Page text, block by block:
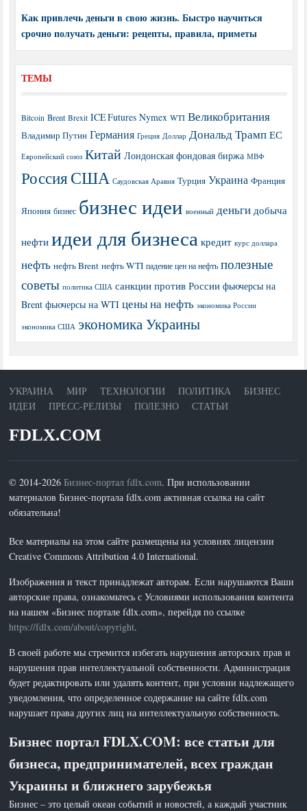
Как привлечь деньги в свою жизнь. Быстро научиться
срочно получать деньги: рецепты, правила, приметы
ТЕМЫ
Bitcoin Brent Brexit ICE Futures Nymex WTI Великобритания
Владимир Путин Германия Греция Доллар Дональд Трамп ЕС
Европейский союз Китай Лондонская фондовая биржа МВФ
РоссияСША Саудовская Аравия Турция Украина Франция
Япония бизнес бизнес идеи военный деньги добыча
нефти идеи для бизнеса кредит курс доллара
нефть нефть Brent нефть WTI падение цен на нефть полезные
советы политика США санкции против России фьючерсы на
Brent фьючерсы на WTI цены на нефть экономика России
экономика США экономика Украины
УКРАИНА МИР ТЕХНОЛОГИИ ПОЛИТИКА
БИЗНЕС
ИДЕИ
ПРЕСС-РЕЛИЗЫ ПОЛЕЗНО СТАТЬИ
FDLX.COM
© 2014-2026 Бизнес-портал fdlx.com. При использовании
материалов Бизнес-портала fdlx.com активная ссылка на сайт
обязательна!
Все материалы на этом сайте размещены на условиях лицензии
Creative Commons Attribution 4.0 International.
Изображения и текст принадлежат авторам. Если нарушаются Ваши
авторские права, ознакомьтесь с Условиями использования контента
на нашем «Бизнес портале fdlx.com», перейдя по ссылке
https://fdlx.com/about/copyright.
В своей работе мы стремится избегать нарушения авторских прав и
нарушения прав интеллектуальной собственности. Администрация
будет редактировать или удалять контент, при условии надлежащего
уведомления, что определенное содержание на сайте fdlx.com
нарушает права других лиц на интеллектуальную собственность.
Бизнес портал FDLX.COM: все статьи для
бизнеса, предпринимателей, всех граждан
Украины и ближнего зарубежья
Бизнес – это целый океан событий и новостей, а каждый участник